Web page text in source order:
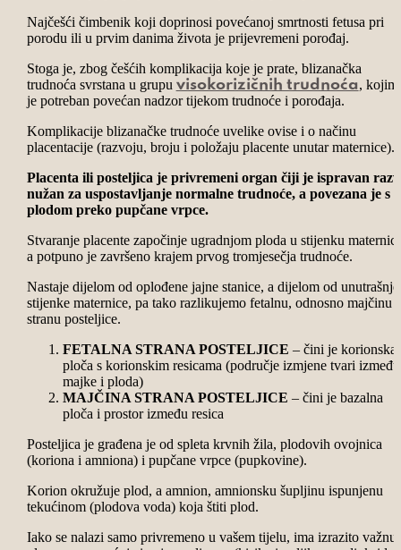
Najčešći čimbenik koji doprinosi povećanoj smrtnosti fetusa pri
porodu ili u prvim danima života je prijevremeni porođaj.
Stoga je, zbog češćih komplikacija koje je prate, blizanačka
trudnoća svrstana u grupu visokorizičnih trudnoća,
je potreban povećan nadzor tijekom trudnoće i porođaja.
Komplikacije blizanačke trudnoće uvelike ovise i o načinu
placentacije (razvoju, broju i položaju placente unutar maternice).
Placenta ili posteljica je privremeni organ čiji je ispravan
nužan za uspostavljanje normalne trudnoće, a povezana je s
plodom preko pupčane vrpce.
Stvaranje placente započinje ugradnjom ploda u stijenku
a potpuno je završeno krajem prvog tromjesečja trudnoće.
Nastaje dijelom od oplođene jajne stanice, a dijelom od unutrašnje
stijenke maternice, pa tako razlikujemo fetalnu, odnosno majčinu
stranu posteljice.
FETALNA STRANA POSTELJICE – čini je korionska
ploča s korionskim resicama (područje izmjene tvari između
majke i ploda)
MAJČINA STRANA POSTELJICE – čini je bazalna
ploča i prostor između resica
Posteljica je građena je od spleta krvnih žila, plodovih ovojnica
(koriona i amniona) i pupčane vrpce (pupkovine).
Korion okružuje plod, a amnion, amnionsku šupljinu ispunjenu
tekućinom (plodova voda) koja štiti plod.
Iako se nalazi samo privremeno u vašem tijelu, ima izrazito važnu